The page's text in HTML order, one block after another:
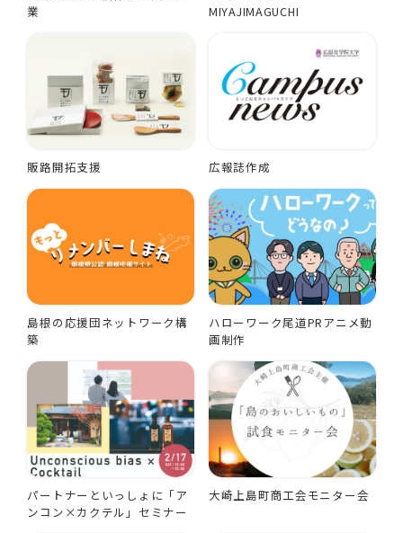
業
MIYAJIMAGUCHI
販路開拓支援 広報誌作成
島根の応援団ネットワーク構
築
ハローワーク尾道PRアニメ動
画制作
パートナーといっしょに「ア
ンコン×カクテル」セミナー
大崎上島町商工会モニター会